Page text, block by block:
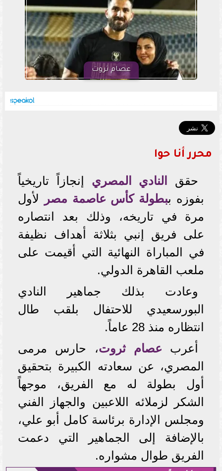
عصام ثروت
محرر أنا حوا
حقق النادي المصري إنجازاً تاريخياً
بفوزه ببطولة كأس عاصمة مصر
لأول
مرة في تاريخه، وذلك بعد انتصاره
على فريق إنبي بثلاثة أهداف نظيفة
في المباراة النهائية التي أقيمت على
ملعب القاهرة الدولي.
وعادت بذلك جماهير النادي
البورسعيدي للاحتفال بلقب طال
انتظاره منذ 28 عاماً.
أعرب عصام ثروت، حارس مرمى
المصري، عن سعادته الكبيرة بتحقيق
أول بطولة له مع الفريق، موجهاً
الشكر لزملائه اللاعبين والجهاز الفني
ومجلس الإدارة برئاسة كامل أبو علي،
بالإضافة إلى الجماهير التي دعمت
الفريق طوال مشواره.